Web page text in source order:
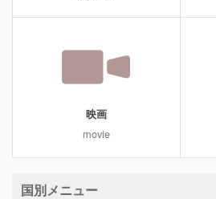
映画
movie
国別メニュー